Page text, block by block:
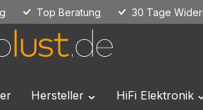
springenTop Beratung 30 Tage
Hersteller Öffne oder Schließe
HiFi Elektronik